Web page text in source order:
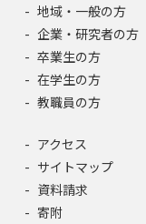
地域・一般の方
企業・研究者の方
卒業生の方
在学生の方
教職員の方
アクセス
サイトマップ
資料請求
寄附